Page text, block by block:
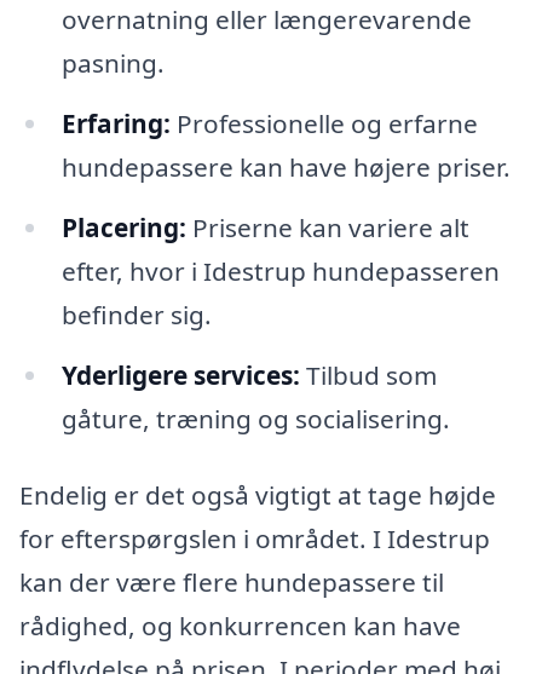
overnatning eller længerevarende
pasning.
Erfaring: Professionelle og erfarne
hundepassere kan have højere priser.
Placering: Priserne kan variere alt
efter, hvor i Idestrup hundepasseren
befinder sig.
Yderligere services: Tilbud som
gåture, træning og socialisering.
Endelig er det også vigtigt at tage højde
for efterspørgslen i området. I Idestrup
kan der være flere hundepassere til
rådighed, og konkurrencen kan have